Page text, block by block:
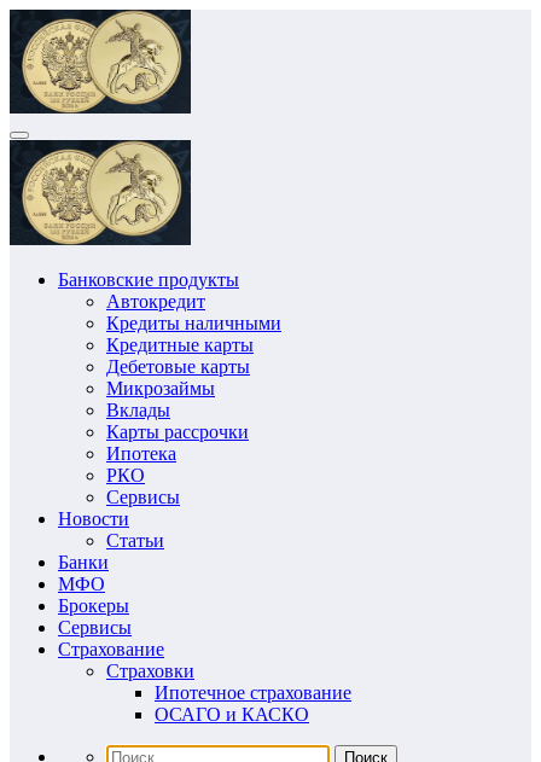
Перейти
содержимому
Банковские продукты
Автокредит
Кредиты наличными
Кредитные карты
Дебетовые карты
Микрозаймы
Вклады
Карты рассрочки
Ипотека
РКО
Сервисы
Новости
Статьи
Банки
МФО
Брокеры
Сервисы
Страхование
Страховки
Ипотечное страхование
ОСАГО и КАСКО